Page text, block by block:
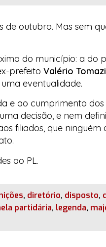
de outubro. Mas sem
do município: a do
prefeito Valério Tomazi
eventualidade.
e ao cumprimento
decisão, e nem
filiados, que
ao PL.
, diretório, disposto,
partidária, legenda,